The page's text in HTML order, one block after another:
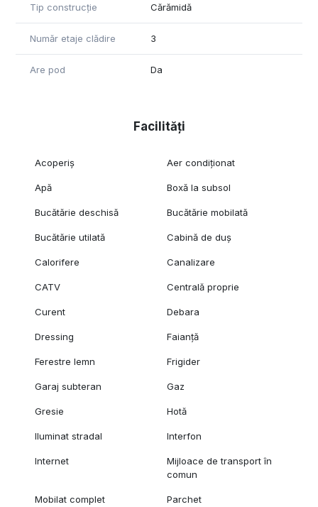
Tip construcție Cărămidă
Număr etaje clădire 3
Are pod Da
Facilități
Acoperiș Aer condiționat
Apă Boxă la subsol
Bucătărie deschisă Bucătărie mobilată
Bucătărie utilată Cabină de duș
Calorifere Canalizare
CATV Centrală proprie
Curent Debara
Dressing Faianță
Ferestre lemn Frigider
Garaj subteran Gaz
Gresie Hotă
Iluminat stradal Interfon
Internet
Mijloace de transport în
comun
Mobilat complet Parchet